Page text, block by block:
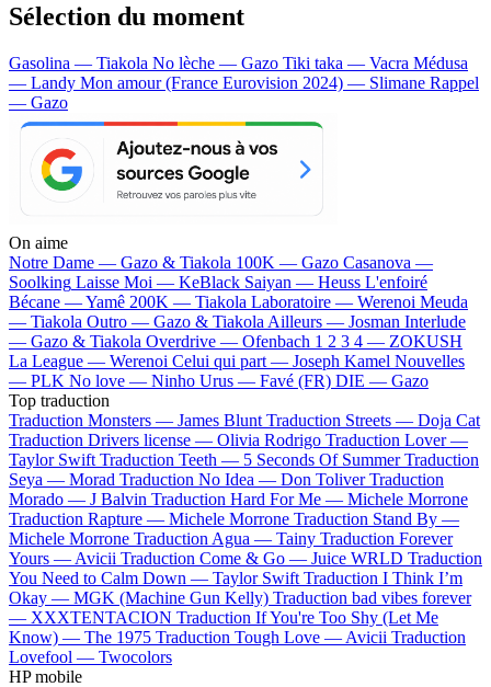
Sélection du moment
Gasolina — Tiakola No lèche — Gazo Tiki taka — Vacra Médusa
— Landy Mon amour (France Eurovision 2024) — Slimane Rappel
— Gazo
On aime
Notre Dame — Gazo & Tiakola 100K — Gazo Casanova —
Soolking Laisse Moi — KeBlack Saiyan — Heuss L'enfoiré
Bécane —Yamê 200K — Tiakola Laboratoire — Werenoi Meuda
— Tiakola Outro — Gazo & Tiakola Ailleurs — Josman Interlude
— Gazo & Tiakola Overdrive — Ofenbach 1 2 3 4 — ZOKUSH
La League — Werenoi Celui qui part — Joseph Kamel Nouvelles
— PLK No love — Ninho Urus — Favé (FR) DIE — Gazo
Top traduction
Traduction Monsters — James Blunt Traduction Streets — Doja Cat
Traduction Drivers license — Olivia Rodrigo Traduction Lover —
Taylor Swift Traduction Teeth — 5 Seconds Of Summer Traduction
Seya — Morad Traduction No Idea — Don Toliver Traduction
Morado — J Balvin Traduction Hard For Me — Michele Morrone
Traduction Rapture — Michele Morrone Traduction Stand By —
Michele Morrone Traduction Agua — Tainy Traduction Forever
Yours — Avicii Traduction Come & Go — Juice WRLD Traduction
You Need to Calm Down — Taylor Swift Traduction I Think I’m
Okay — MGK (Machine Gun Kelly) Traduction bad vibes forever
— XXXTENTACION Traduction If You're Too Shy (Let Me
Know) — The 1975 Traduction Tough Love — Avicii Traduction
Lovefool — Twocolors
HP mobile